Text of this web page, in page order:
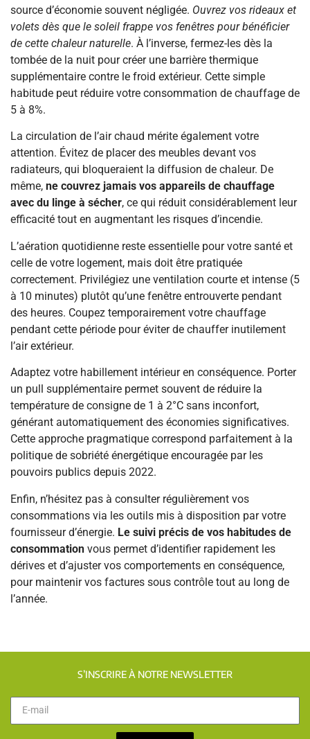
source d’économie souvent négligée. Ouvrez vos rideaux et
volets dès que le soleil frappe vos fenêtres pour bénéficier
de cette chaleur naturelle. À l’inverse, fermez-les dès la
tombée de la nuit pour créer une barrière thermique
supplémentaire contre le froid extérieur. Cette simple
habitude peut réduire votre consommation de chauffage de
5 à 8%.
La circulation de l’air chaud mérite également votre
attention. Évitez de placer des meubles devant vos
radiateurs, qui bloqueraient la diffusion de chaleur. De
même, ne couvrez jamais vos appareils de chauffage
avec du linge à sécher, ce qui réduit considérablement leur
efficacité tout en augmentant les risques d’incendie.
L’aération quotidienne reste essentielle pour votre santé et
celle de votre logement, mais doit être pratiquée
correctement. Privilégiez une ventilation courte et intense (5
à 10 minutes) plutôt qu’une fenêtre entrouverte pendant
des heures. Coupez temporairement votre chauffage
pendant cette période pour éviter de chauffer inutilement
l’air extérieur.
Adaptez votre habillement intérieur en conséquence. Porter
un pull supplémentaire permet souvent de réduire la
température de consigne de 1 à 2°C sans inconfort,
générant automatiquement des économies significatives.
Cette approche pragmatique correspond parfaitement à la
politique de sobriété énergétique encouragée par les
pouvoirs publics depuis 2022.
Enfin, n’hésitez pas à consulter régulièrement vos
consommations via les outils mis à disposition par votre
fournisseur d’énergie. Le suivi précis de vos habitudes de
consommation vous permet d’identifier rapidement les
dérives et d’ajuster vos comportements en conséquence,
pour maintenir vos factures sous contrôle tout au long de
l’année.
S’INSCRIRE À NOTRE NEWSLETTER